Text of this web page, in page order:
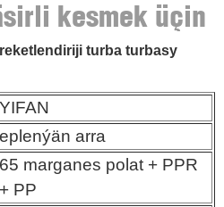
kesmek üçin
turba turbasy
YIFAN
eplenýän arra
65 marganes polat + PPR
+ PP
önümiň ady
önüm materialy